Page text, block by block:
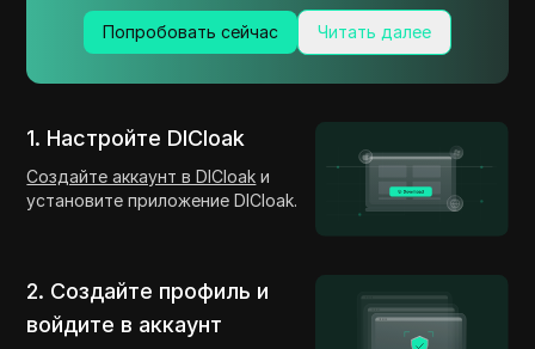
Попробовать сейчас Читать далее
1. Настройте DICloak
Создайте аккаунт в DICloak и
установите приложение DICloak.
2. Создайте профиль и
войдите в аккаунт